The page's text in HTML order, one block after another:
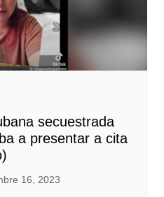
secuestrada
a presentar a cita
16, 2023